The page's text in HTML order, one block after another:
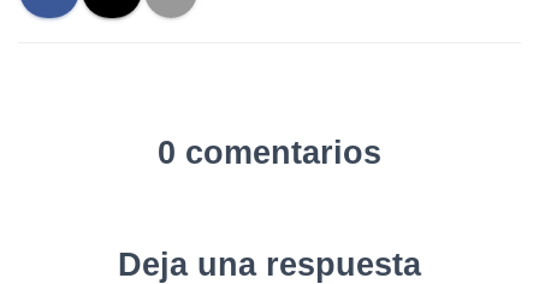
0 comentarios
Deja una respuesta